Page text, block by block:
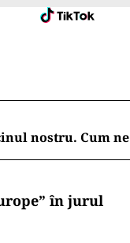
nostru. Cum ne
în jurul